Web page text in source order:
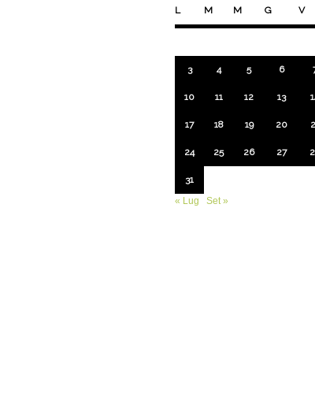
L M M G V
3 4 5 6
10 11 12 13
17 18 19 20
24 25 26 27
31
« Lug
Set »